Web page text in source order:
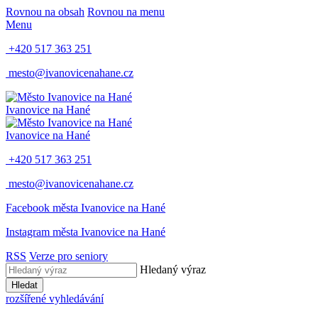
Rovnou na obsah Rovnou na menu
Menu
+420 517 363 251
mesto@ivanovicenahane.cz
Ivanovice na Hané
Ivanovice na Hané
+420 517 363 251
mesto@ivanovicenahane.cz
Facebook města Ivanovice na Hané
Instagram města Ivanovice na Hané
RSS Verze pro seniory
Hledaný výraz
Hledat
rozšířené vyhledávání